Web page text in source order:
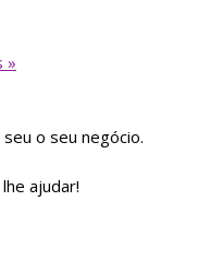
»
o seu negócio.
ajudar!